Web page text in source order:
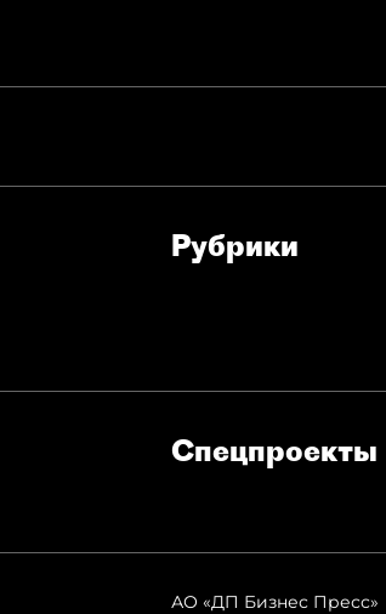
Рубрики
Спец­проекты
АО «ДП Бизнес Пресс»